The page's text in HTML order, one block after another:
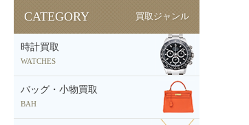
CATEGORY 買取ジャンル
時計買取
WATCHES
バッグ・小物買取
BAH